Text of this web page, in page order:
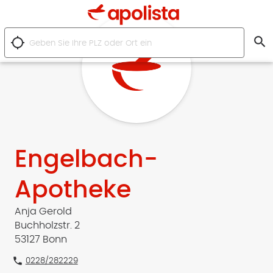
location_searching search
Engelbach-
Apotheke
Anja Gerold
Buchholzstr. 2
53127 Bonn
phone 0228/282229